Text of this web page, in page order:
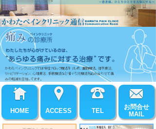
HOME ACCESS TEL
お問合せ
MAIL